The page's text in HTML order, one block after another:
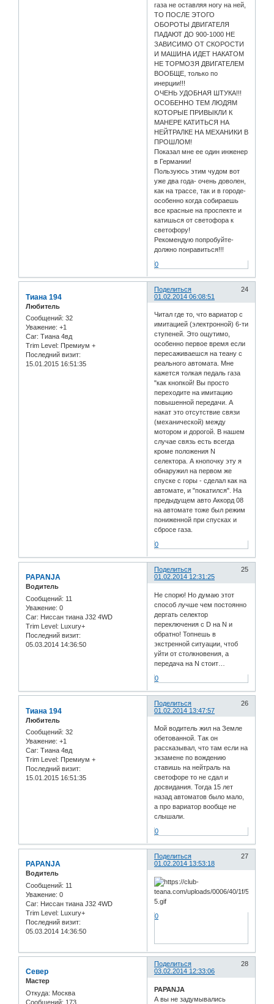
газа не оставляя ногу на ней,
ТО ПОСЛЕ ЭТОГО
ОБОРОТЫ ДВИГАТЕЛЯ
ПАДАЮТ ДО 900-1000 НЕ
ЗАВИСИМО ОТ СКОРОСТИ
И МАШИНА ИДЕТ НАКАТОМ
НЕ ТОРМОЗЯ ДВИГАТЕЛЕМ
ВООБЩЕ, только по
инерции!!!
ОЧЕНЬ УДОБНАЯ ШТУКА!!!
ОСОБЕННО ТЕМ ЛЮДЯМ
КОТОРЫЕ ПРИВЫКЛИ К
МАНЕРЕ КАТИТЬСЯ НА
НЕЙТРАЛКЕ НА МЕХАНИКИ В
ПРОШЛОМ!
Показал мне ее один инженер
в Германии!
Пользуюсь этим чудом вот
уже два года- очень доволен,
как на трассе, так и в городе-
особенно когда собираешь
все красные на проспекте и
катишься от светофора к
светофору!
Рекомендую попробуйте-
должно понравиться!!!
0
Поделиться
24
01.02.2014 06:08:51
Тиана 194
Любитель
Сообщений: 32
Уважение: +1
Car: Тиана 4вд
Trim Level: Премиум +
Последний визит:
15.01.2015 16:51:35
Читал где то, что вариатор с
имитацией (электронной) 6-ти
ступеней. Это ощутимо,
особенно первое время если
пересаживаешся на теану с
реального автомата. Мне
кажется толкая педаль газа
"как кнопкой! Вы просто
переходите на имитацию
повышенной передачи. А
накат это отсутствие связи
(механической) между
мотором и дорогой. В нашем
случае связь есть всегда
кроме положения N
селектора. А кнопочку эту я
обнаружил на первом же
спуске с горы - сделал как на
автомате, и "покатился". На
предыдущем авто Аккорд 08
на автомате тоже был режим
пониженной при спусках и
сбросе газа.
0
Поделиться
25
01.02.2014 12:31:25
PAPANJA
Водитель
Сообщений: 11
Уважение: 0
Car: Ниссан тиана J32 4WD
Trim Level: Luxury+
Последний визит:
05.03.2014 14:36:50
Не спорю! Но думаю этот
способ лучше чем постоянно
дергать селектор
переключения с D на N и
обратно! Топнешь в
экстренной ситуации, чтоб
уйти от столкновения, а
передача на N стоит…
0
Поделиться
26
01.02.2014 13:47:57
Тиана 194
Любитель
Сообщений: 32
Уважение: +1
Car: Тиана 4вд
Trim Level: Премиум +
Последний визит:
15.01.2015 16:51:35
Мой водитель жил на Земле
обетованной. Так он
рассказывал, что там если на
экзамене по вождению
ставишь на нейтраль на
светофоре то не сдал и
досвидания. Тогда 15 лет
назад автоматов было мало,
а про вариатор вообще не
слышали.
0
Поделиться
27
01.02.2014 13:53:18
PAPANJA
Водитель
Сообщений: 11
Уважение: 0
Car: Ниссан тиана J32 4WD
Trim Level: Luxury+
Последний визит:
05.03.2014 14:36:50
0
Поделиться
28
03.02.2014 12:33:06
Север
Мастер
Откуда: Москва
Сообщений: 173
PAPANJA
А вы не задумывались